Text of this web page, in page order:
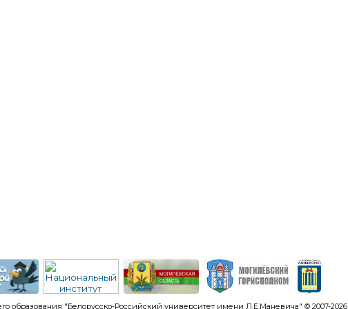
образования "Белорусско-Российский университет имени Л.Е.Маневича" © 2007-2026